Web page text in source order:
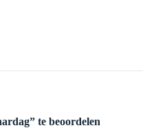
te beoordelen